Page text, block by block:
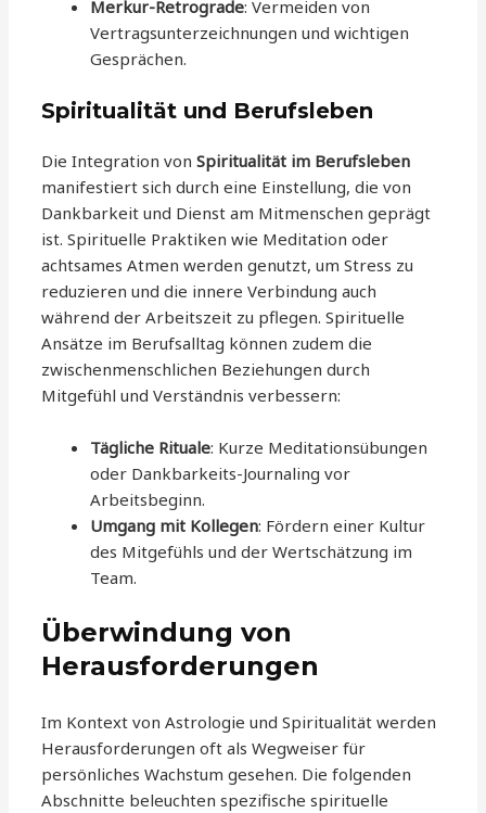
Merkur-Retrograde: Vermeiden von
Vertragsunterzeichnungen und wichtigen
Gesprächen.
Spiritualität und Berufsleben
Die Integration vonSpiritualität im Berufsleben
manifestiert sich durch eine Einstellung, die von
Dankbarkeit und Dienst am Mitmenschen geprägt
ist. Spirituelle Praktiken wie Meditation oder
achtsames Atmen werden genutzt, um Stress zu
reduzieren und die innere Verbindung auch
während der Arbeitszeit zu pflegen. Spirituelle
Ansätze im Berufsalltag können zudem die
zwischenmenschlichen Beziehungen durch
Mitgefühl und Verständnis verbessern:
Tägliche Rituale: Kurze Meditationsübungen
oder Dankbarkeits-Journaling vor
Arbeitsbeginn.
Umgang mit Kollegen: Fördern einer Kultur
des Mitgefühls und der Wertschätzung im
Team.
Überwindung von
Herausforderungen
Im Kontext von Astrologie und Spiritualität werden
Herausforderungen oft als Wegweiser für
persönliches Wachstum gesehen. Die folgenden
Abschnitte beleuchten spezifische spirituelle